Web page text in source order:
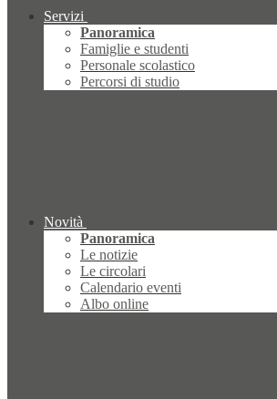
Servizi
Panoramica
Famiglie e studenti
Personale scolastico
Percorsi di studio
Novità
Panoramica
Le notizie
Le circolari
Calendario eventi
Albo online